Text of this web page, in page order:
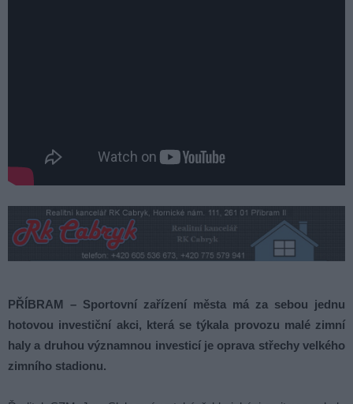
PŘÍBRAM – Sportovní zařízení města má za sebou jednu
hotovou investiční akci, která se týkala provozu malé zimní
haly a druhou významnou investicí je oprava střechy velkého
zimního stadionu.